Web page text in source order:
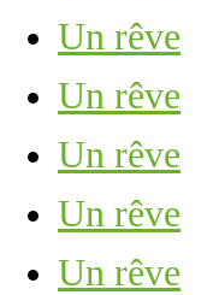
Un rêve
Un rêve
Un rêve
Un rêve
Un rêve